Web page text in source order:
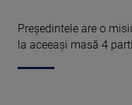
Președintele are o
la aceeași masă 4